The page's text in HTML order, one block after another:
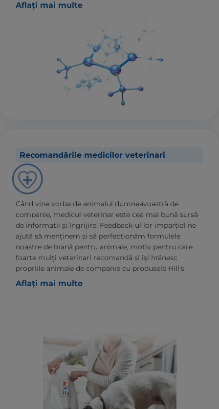
Aflați mai multe
Recomandările medicilor veterinari
Când vine vorba de animalul dumneavoastră de
companie, medicul veterinar este cea mai bună sursă
de informații și îngrijire. Feedback-ul lor imparțial ne
ajută să menținem și să perfecționăm formulele
noastre de hrană pentru animale, motiv pentru care
foarte mulți veterinari recomandă și își hrănesc
propriile animale de companie cu produsele Hill's.
Aflați mai multe